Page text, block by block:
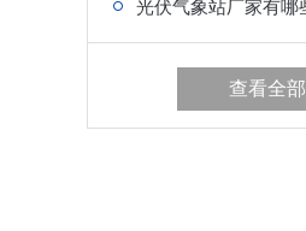
查看全部